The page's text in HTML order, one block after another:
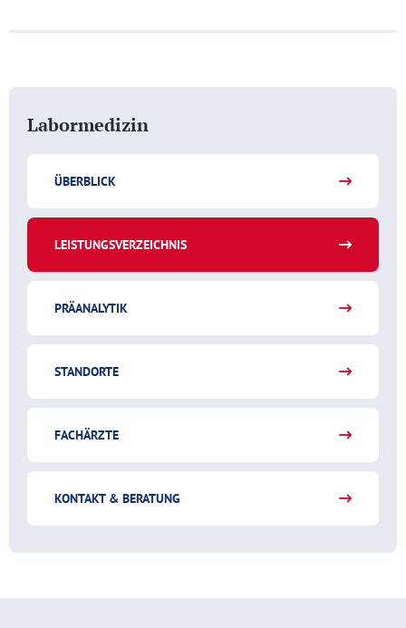
Labormedizin
ÜBERBLICK
LEISTUNGSVERZEICHNIS
PRÄANALYTIK
STANDORTE
FACHÄRZTE
KONTAKT & BERATUNG